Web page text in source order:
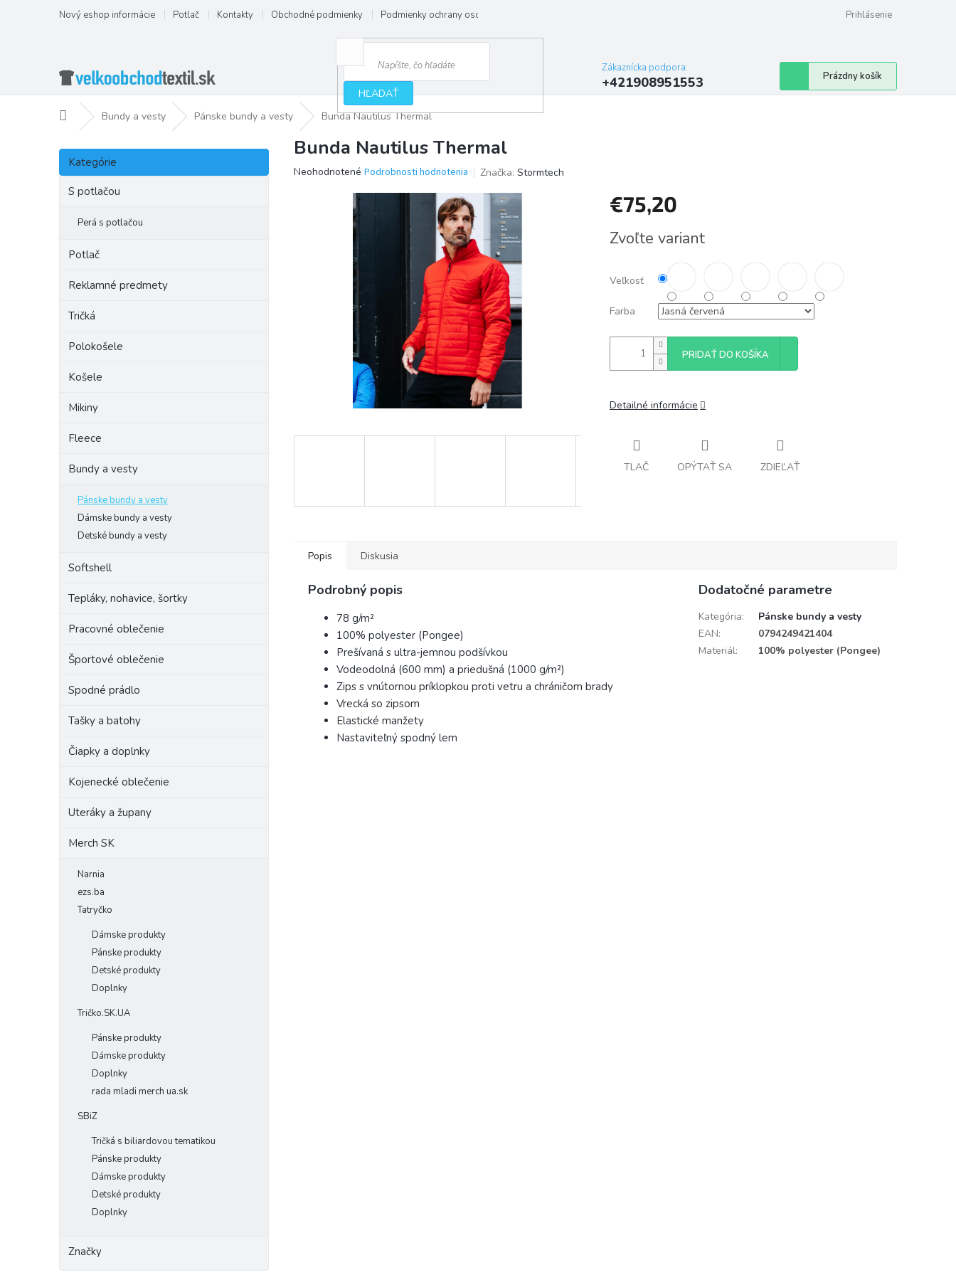
obsah
Nový eshop informácie Potlač Kontakty Obchodné podmienky Podmienky ochrany osobných údajov Prihlásenie
HĽADAŤ
Zákaznícka podpora:
+421908951553
Nákupný
košík
Prázdny košík
DomovBundy a vesty Pánske bundy a vesty Bunda Nautilus Thermal
B
č
Preskočiť
kategórie
Kategórie
S potlačou
Perá s potlačou
Potlač
Reklamné predmety
Tričká
Polokošele
Košele
Mikiny
Fleece
Bundy a vesty
Pánske bundy a vesty
Dámske bundy a vesty
Detské bundy a vesty
Softshell
Tepláky, nohavice, šortky
Pracovné oblečenie
Športové oblečenie
Spodné prádlo
Tašky a batohy
Čiapky a doplnky
Kojenecké oblečenie
Uteráky a župany
Merch SK
Narnia
ezs.ba
Tatryčko
Dámske produkty
Pánske produkty
Detské produkty
Doplnky
Tričko.SK.UA
Pánske produkty
Dámske produkty
Doplnky
rada mladi merch ua.sk
SBiZ
Tričká s biliardovou tematikou
Pánske produkty
Dámske produkty
Detské produkty
Doplnky
Značky
Bunda Nautilus Thermal
Priemerné
Neohodnotené Podrobnosti hodnotenia Značka: Stormtech
€75,20
cena:
Zvoľte variant
Veľkosť
Farba
PRIDAŤ DO KOŠÍKA
Detailné informácie
TLAČ OPÝTAŤ SA ZDIEĽAŤ
Popis Diskusia
Podrobný popis
78 g/m²
100% polyester (Pongee)
Prešívaná s ultra-jemnou podšívkou
Vodeodolná (600 mm) a priedušná (1000 g/m²)
Zips s vnútornou príklopkou proti vetru a chráničom brady
Vrecká so zipsom
Elastické manžety
Nastaviteľný spodný lem
Dodatočné parametre
Kategória:
Pánske bundy a vesty
EAN:
0794249421404
Materiál: 100% polyester (Pongee)